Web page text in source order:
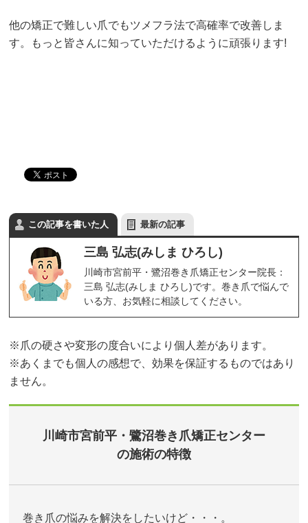
他の矯正で難しい爪でもツメフラ法で高確率で改善しま
す。もっと皆さんに知っていただけるように頑張ります!
この記事を書いた人 最新の記事
三島 弘志(みしま ひろし)
川崎市宮前平・鷺沼巻き爪矯正センター院長：
三島 弘志(みしま ひろし)です。巻き爪で悩んで
いる方、お気軽に相談してください。
※爪の硬さや変形の度合いにより個人差があります。
※あくまでも個人の感想で、効果を保証するものではあり
ません。
川崎市宮前平・鷺沼巻き爪矯正センター
の施術の特徴
巻き爪の悩みを解決をしたいけど・・・。